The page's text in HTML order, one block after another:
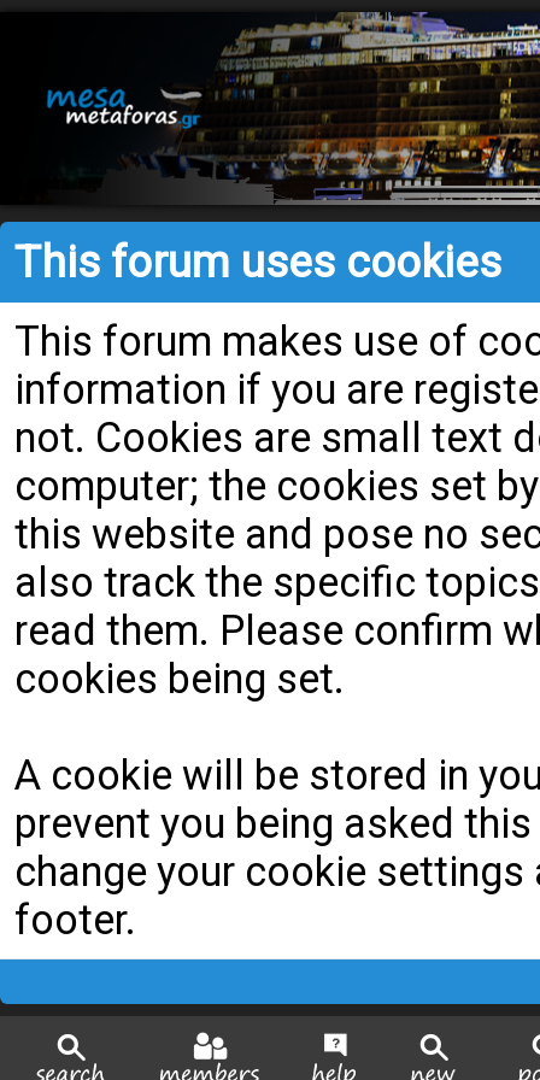
This forum uses cookies
This forum makes use of
information if you are
not. Cookies are small text
computer; the cookies set
this website and pose no
also track the specific
read them. Please confirm
cookies being set.
A cookie will be stored in
prevent you being asked
change your cookie
footer.